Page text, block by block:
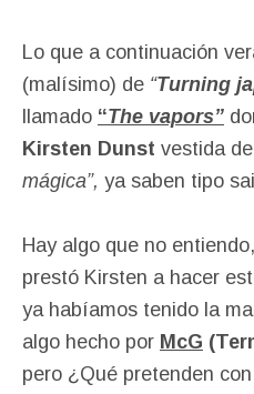
Lo que a continuación
(malísimo) de “Turning
llamado “The vapors”
Kirsten Dunst vestida de
mágica”, ya saben tipo
Hay algo que no
prestó Kirsten a hacer
ya habíamos tenido la
algo hecho por McG
pero ¿Qué pretenden